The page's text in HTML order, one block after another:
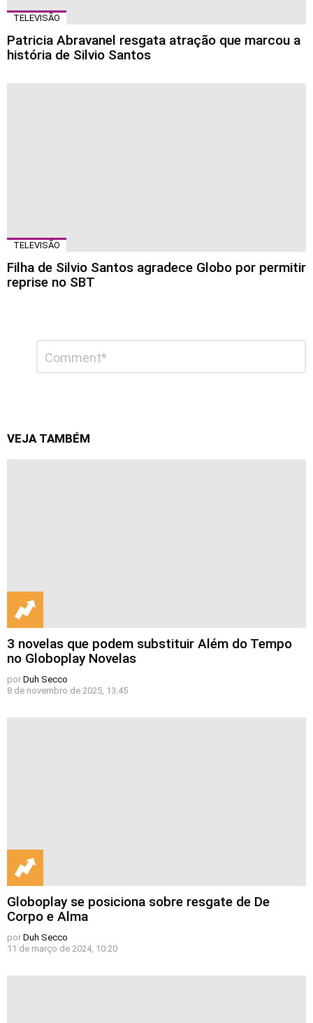
TELEVISÃO
Patricia Abravanel resgata atração que marcou a
história de Silvio Santos
TELEVISÃO
Filha de Silvio Santos agradece Globo por permitir
reprise no SBT
comentário
VEJA TAMBÉM
3 novelas que podem substituir Além do Tempo
no Globoplay Novelas
por Duh Secco
8 de novembro de 2025, 13:45
Globoplay se posiciona sobre resgate de De
Corpo e Alma
por Duh Secco
11 de março de 2024, 10:20